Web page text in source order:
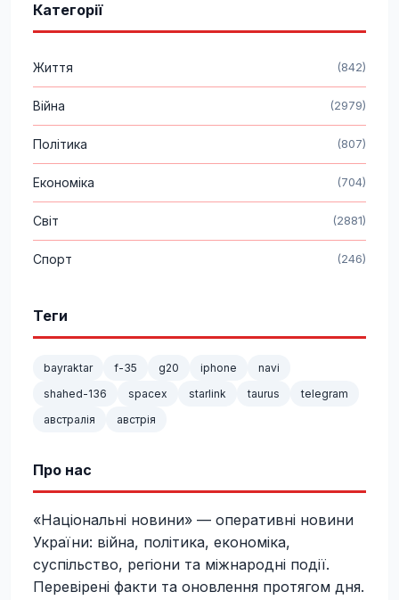
Категорії
Життя (842)
Війна (2979)
Політика (807)
Економіка (704)
Світ (2881)
Спорт (246)
Теги
bayraktar f-35 g20 iphone
navi
shahed-136
spacex starlink taurus
telegram
австралія
австрія
Про нас
«Національні новини» — оперативні новини
України: війна, політика, економіка,
суспільство, регіони та міжнародні події.
Перевірені факти та оновлення протягом дня.